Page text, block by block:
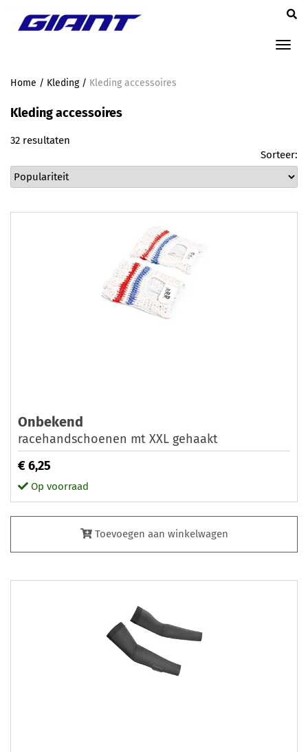
Home / Kleding/ Kleding accessoires
Kleding accessoires
32 resultaten
Sorteer:
Onbekend
racehandschoenen mt XXL gehaakt
€ 6,25
Op voorraad
Toevoegen aan winkelwagen